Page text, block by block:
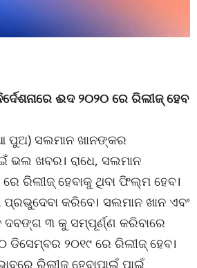
ଈଦ ୨୦୨୦ ରେ ରିଲୀଜ୍ ହେବ
ପୁଅ) ସଲମାନ ଖାନଙ୍କର
ଭଲ ଖବର। ରାଧେ, ସଲମାନ
ରିଲୀଜ୍ ହେବାକୁ ଥିବା ଫିଲ୍ମ ହେବ।
କରିବେ। ସଲମାନ ଖାନ ଏବଂ
ଦବଙ୍ଗ ୩ କୁ ସମ୍ପୂର୍ଣ୍ଣ କରିବାରେ
ଡିସେମ୍ବର ୨୦୧୯ ରେ ରିଲୀଜ୍ ହେବ।
ରିଲୀଜ୍ ହେବାପାଇଁ ପାଇଁ